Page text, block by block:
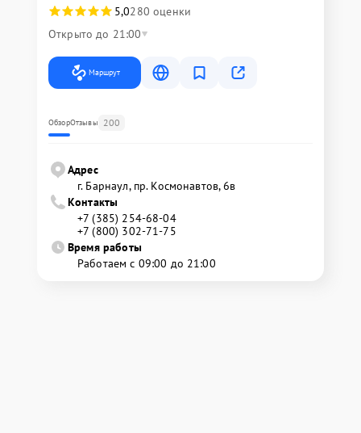
5,0280 оценки
Открыто до 21:00
Маршрут
ОбзорОтзывы 200
Адрес
г. Барнаул, ​пр. Космонавтов, 6в
Контакты
+7 (385) 254-68-04
+7 (800) 302-71-75
Время работы
Работаем с 09:00 до 21:00